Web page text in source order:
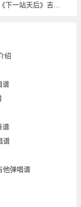
站天后》吉他谱G调吉他弹唱谱
绍
谱
谱
谱
他弹唱谱